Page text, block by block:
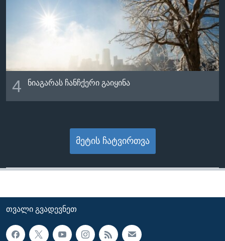
4 ნიაგარას ჩანჩქერი გაიყინა
მეტის ჩატვირთვა
ᲗᲕᲐᲚᲘ ᲒᲕᲐᲓᲔᲕᲜᲔᲗ